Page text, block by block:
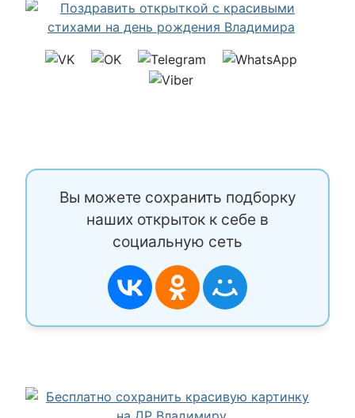
Вы можете сохранить подборку
наших открыток к себе в
социальную сеть